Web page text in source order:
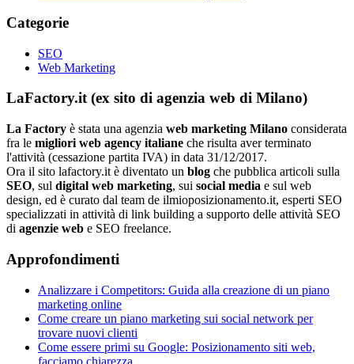
Categorie
SEO
Web Marketing
LaFactory.it (ex sito di agenzia web di Milano)
La Factory è stata una agenzia web marketing Milano considerata
fra le migliori web agency italiane che risulta aver terminato
l'attività (cessazione partita IVA) in data 31/12/2017.
Ora il sito lafactory.it è diventato un blog che pubblica articoli sulla
SEO, sul digital web marketing, sui social media e sul web
design, ed è curato dal team de ilmioposizionamento.it, esperti SEO
specializzati in attività di link building a supporto delle attività SEO
di agenzie web e SEO freelance.
Approfondimenti
Analizzare i Competitors: Guida alla creazione di un piano
marketing online
Come creare un piano marketing sui social network per
trovare nuovi clienti
Come essere primi su Google: Posizionamento siti web,
facciamo chiarezza